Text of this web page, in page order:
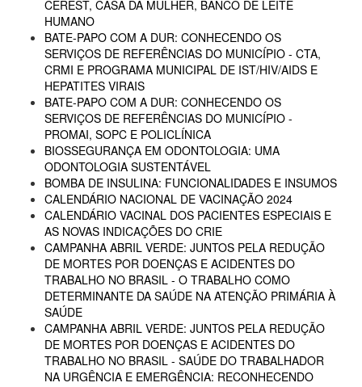
CEREST, CASA DA MULHER, BANCO DE LEITE
HUMANO
BATE-PAPO COM A DUR: CONHECENDO OS
SERVIÇOS DE REFERÊNCIAS DO MUNICÍPIO - CTA,
CRMI E PROGRAMA MUNICIPAL DE IST/HIV/AIDS E
HEPATITES VIRAIS
BATE-PAPO COM A DUR: CONHECENDO OS
SERVIÇOS DE REFERÊNCIAS DO MUNICÍPIO -
PROMAI, SOPC E POLICLÍNICA
BIOSSEGURANÇA EM ODONTOLOGIA: UMA
ODONTOLOGIA SUSTENTÁVEL
BOMBA DE INSULINA: FUNCIONALIDADES E INSUMOS
CALENDÁRIO NACIONAL DE VACINAÇÃO 2024
CALENDÁRIO VACINAL DOS PACIENTES ESPECIAIS E
AS NOVAS INDICAÇÕES DO CRIE
CAMPANHA ABRIL VERDE: JUNTOS PELA REDUÇÃO
DE MORTES POR DOENÇAS E ACIDENTES DO
TRABALHO NO BRASIL - O TRABALHO COMO
DETERMINANTE DA SAÚDE NA ATENÇÃO PRIMÁRIA À
SAÚDE
CAMPANHA ABRIL VERDE: JUNTOS PELA REDUÇÃO
DE MORTES POR DOENÇAS E ACIDENTES DO
TRABALHO NO BRASIL - SAÚDE DO TRABALHADOR
NA URGÊNCIA E EMERGÊNCIA: RECONHECENDO